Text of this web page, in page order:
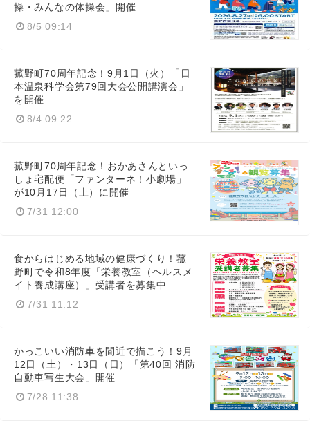
操・みんなの体操会」開催
8/5 09:14
菰野町70周年記念！9月1日（火）「日
本温泉科学会第79回大会公開講演会」
を開催
8/4 09:22
菰野町70周年記念！おかあさんといっ
しょ宅配便「ファンターネ！小劇場」
が10月17日（土）に開催
7/31 12:00
食からはじめる地域の健康づくり！菰
野町で令和8年度「栄養教室（ヘルスメ
イト養成講座）」受講者を募集中
7/31 11:12
かっこいい消防車を間近で描こう！9月
12日（土）・13日（日）「第40回 消防
自動車写生大会」開催
7/28 11:38